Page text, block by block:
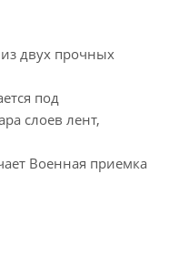
двух прочных
под
слоев лент,
Военная приемка